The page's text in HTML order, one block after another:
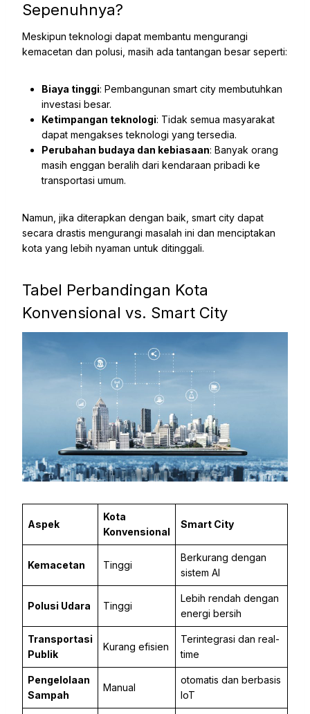
Sepenuhnya?
Meskipun teknologi dapat membantu mengurangi
kemacetan dan polusi, masih ada tantangan besar seperti:
Biaya tinggi: Pembangunan smart city membutuhkan
investasi besar.
Ketimpangan teknologi: Tidak semua masyarakat
dapat mengakses teknologi yang tersedia.
Perubahan budaya dan kebiasaan: Banyak orang
masih enggan beralih dari kendaraan pribadi ke
transportasi umum.
Namun, jika diterapkan dengan baik, smart city dapat
secara drastis mengurangi masalah ini dan menciptakan
kota yang lebih nyaman untuk ditinggali.
Tabel Perbandingan Kota
Konvensional vs. Smart City
Aspek
Kota
Konvensional
Smart City
Kemacetan Tinggi
Berkurang dengan
sistem AI
Polusi Udara Tinggi
Lebih rendah dengan
energi bersih
Transportasi
Publik
Kurang efisien
Terintegrasi dan real-
time
Pengelolaan
Sampah
Manual
otomatis dan berbasis
IoT